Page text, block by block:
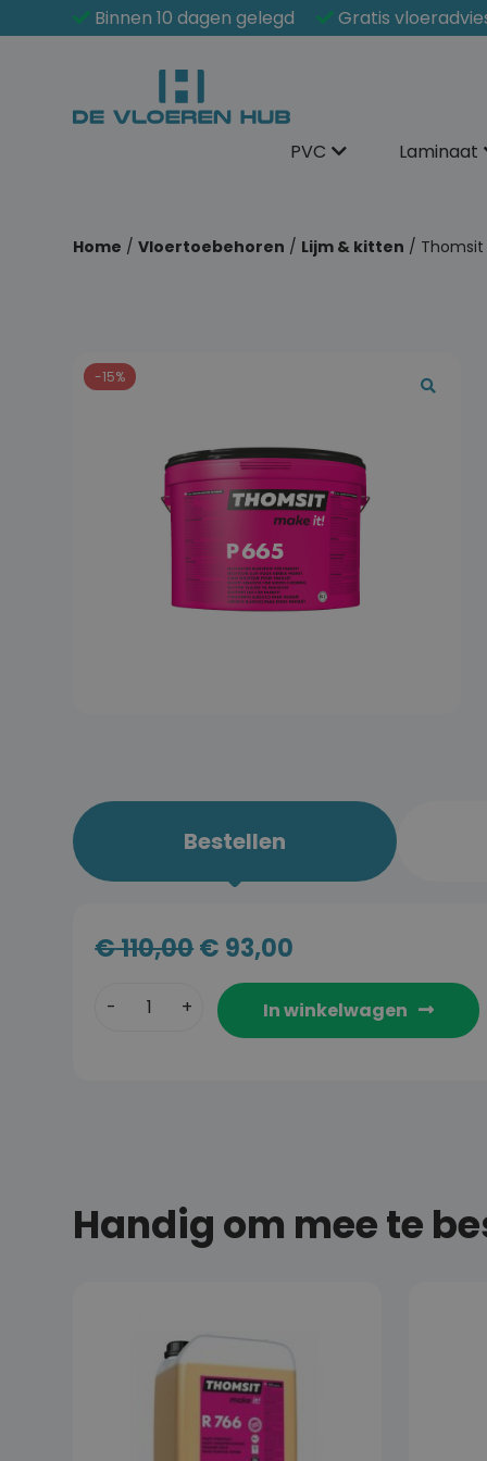
Binnen 10 dagen gelegd Gratis
PVC Laminaat
Home /Vloertoebehoren / Lijm & kitten / Thomsit
-15%
Bestellen
€110,00€ 93,00
In winkelwagen
Handig om mee te